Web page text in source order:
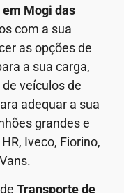
em Mogi das
com a sua
as opções de
a sua carga,
veículos de
adequar a sua
grandes e
Iveco, Fiorino,
Transporte de